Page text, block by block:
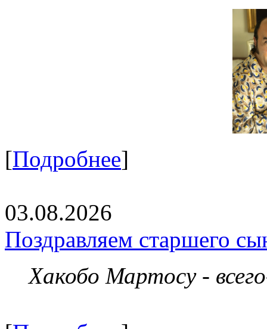
[Подробнее]
03.08.2026
Поздравляем старшего
Хакобо Мартосу -